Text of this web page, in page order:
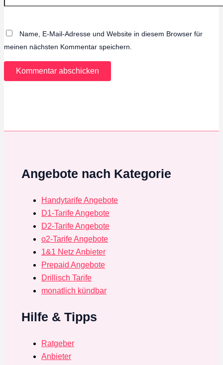
Name, E-Mail-Adresse und Website in diesem Browser für
meinen nächsten Kommentar speichern.
Angebote nach Kategorie
Handytarife Angebote
D1-Tarife Angebote
D2-Tarife Angebote
o2-Tarife Angebote
1&1 Netz Anbieter
Prepaid Angebote
Drillisch Tarife
monatlich kündbar
Hilfe & Tipps
Ratgeber
Anbieter